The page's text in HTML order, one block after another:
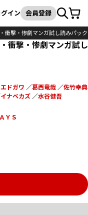
検索
イン 会員登録カート
衝撃・惨劇マンガ試し読みパック
衝撃・惨劇マンガ試し
ドガワ ／葛西竜哉／佐竹幸典
イナベカズ／水谷健吾
ＹＳ